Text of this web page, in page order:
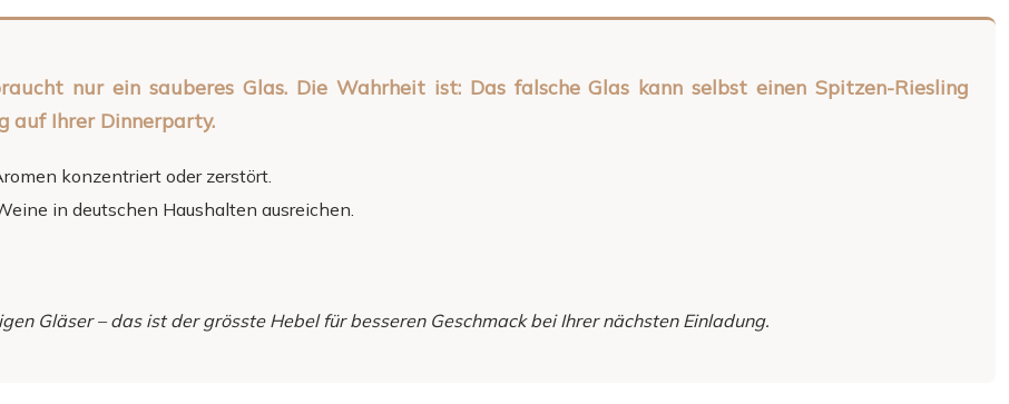
nur ein sauberes Glas. Die Wahrheit ist: Das falsche Glas kann selbst einen Spitzen-Riesling
auf Ihrer Dinnerparty.
konzentriert oder zerstört.
in deutschen Haushalten ausreichen.
Gläser – das ist der grösste Hebel für besseren Geschmack bei Ihrer nächsten Einladung.